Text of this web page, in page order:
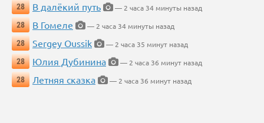
28
В далёкий путь
— 2 часа 34 минуты назад
28
В Гомеле
— 2 часа 34 минуты назад
28
Sergey Oussik
— 2 часа 35 минут назад
28
Юлия Дубинина
— 2 часа 36 минут назад
28
Летняя сказка — 2 часа 36 минут назад